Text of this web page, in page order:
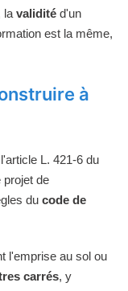
la validité d'un
est la même,
à
L. 421-6 du
projet de
du code de
l'emprise au sol ou
carrés, y